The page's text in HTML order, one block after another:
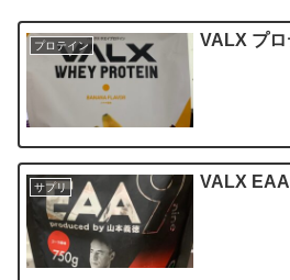
プロテイン VALX プ
サプリ VALX